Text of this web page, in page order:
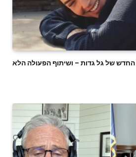
של גל גדות – ושיתוף הפעולה הלא